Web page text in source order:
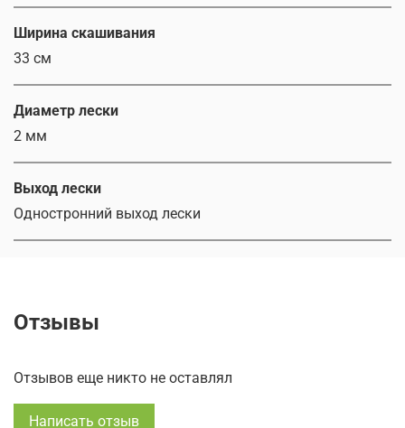
Ширина скашивания
33 см
Диаметр лески
2 мм
Выход лески
Одностронний выход лески
Отзывы
Отзывов еще никто не оставлял
Написать отзыв